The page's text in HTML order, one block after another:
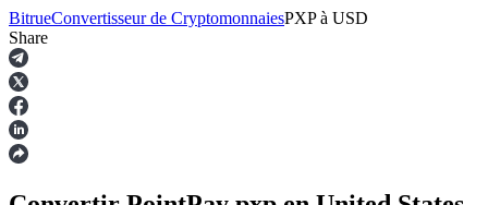
Contrats à terme
BitrueConvertisseur de CryptomonnaiesPXP à USD
Share